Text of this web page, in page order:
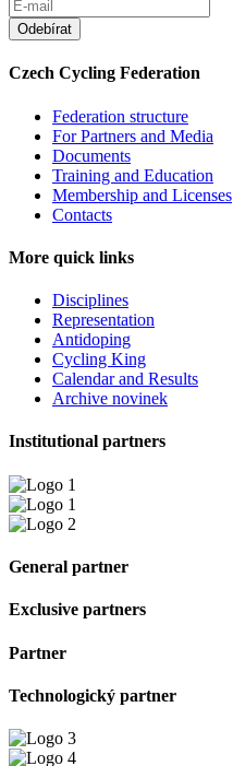
Czech Cycling Federation
Federation structure
For Partners and Media
Documents
Training and Education
Membership and Licenses
Contacts
More quick links
Disciplines
Representation
Antidoping
Cycling King
Calendar and Results
Archive novinek
Institutional partners
General partner
Exclusive partners
Partner
Technologický partner